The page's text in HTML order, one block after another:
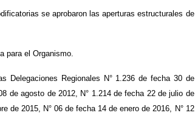
se aprobaron las aperturas estructurales de
para el Organismo.
Delegaciones Regionales N° 1.236 de fecha 30 de
de agosto de 2012, N° 1.214 de fecha 22 de julio de
de 2015, N° 06 de fecha 14 de enero de 2016, N° 12